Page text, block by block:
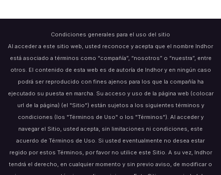
Condiciones generales para el uso del sitio
Al acceder a este sitio web, usted reconoce y acepta que el nombre Indhor
está asociado a términos como “compañía”, “nosotros” o “nuestra”, entre
otros. El contenido de esta web es de autoría de Indhor y en ningún caso
podrá ser reproducido con fines ajenos para los que la compañía ha
ejecutado su puesta en marcha. Su acceso y uso de la página web (colocar
url de la página) (el "Sitio") están sujetos a los siguientes términos y
condiciones (los "Términos de Uso" o los "Términos"). Al acceder y
navegar el Sitio, usted acepta, sin limitaciones ni condiciones, este
acuerdo de Términos de Uso. Si usted eventualmente no desea estar
regido por estos Términos, por favor no utilice este Sitio. A su vez, Indhor
tendrá el derecho, en cualquier momento y sin previo aviso, de modificar o